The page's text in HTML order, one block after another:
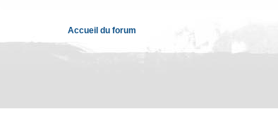
Accueil du forum